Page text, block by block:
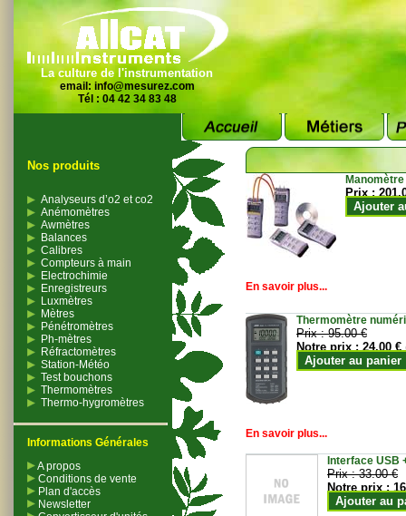
La culture de l'instrumentation
email: info@mesurez.com
Tél : 04 42 34 83 48
Nos produits
Analyseurs d’o2 et co2
Anémomètres
Awmètres
Balances
Calibres
Compteurs à main
Electrochimie
Enregistreurs
Luxmètres
Mètres
Pénétromètres
Ph-mètres
Réfractomètres
Station-Météo
Test bouchons
Thermomètres
Thermo-hygromètres
Informations Générales
A propos
Conditions de vente
Plan d'accès
Newsletter
Prix :
Ajouter
En savoir plus...
Thermomètre
Prix :95.00 €
Notre prix :24.00 €
Ajouter au panier
En savoir plus...
Interface USB
Prix :33.00 €
Notre prix :
Ajouter au